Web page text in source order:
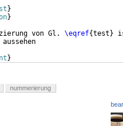
}
}
von Gl. \eqref{test }
aussehen
}
nummerierung